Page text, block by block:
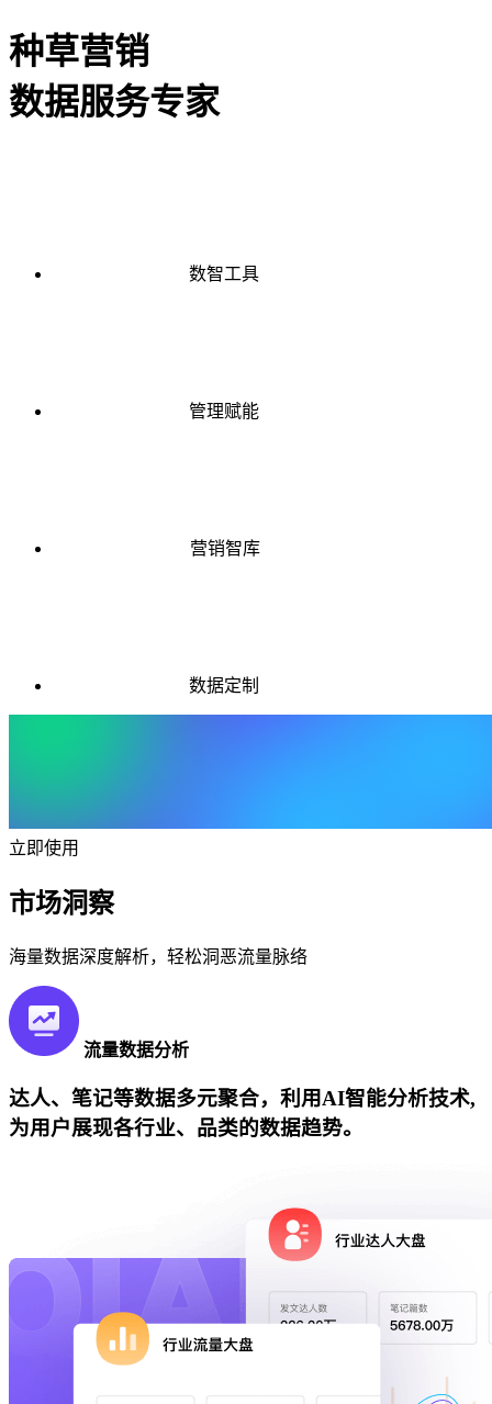
种草营销
数据服务专家
数智工具
管理赋能
营销智库
数据定制
立即使用
市场洞察
海量数据深度解析，轻松洞恶流量脉络
流量数据分析
达人、笔记等数据多元聚合，利用AI智能分析技术,
为用户展现各行业、品类的数据趋势。